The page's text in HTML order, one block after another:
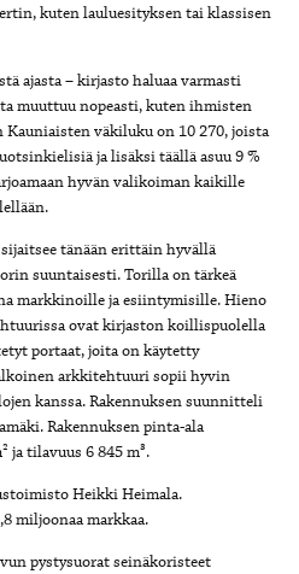
kuten lauluesityksen tai klassisen
ajasta – kirjasto haluaa varmasti
muuttuu nopeasti, kuten ihmisten
Kauniaisten väkiluku on 10 270, joista
ja lisäksi täällä asuu 9 %
hyvän valikoiman kaikille
tänään erittäin hyvällä
suuntaisesti. Torilla on tärkeä
markkinoille ja esiintymisille. Hieno
ovat kirjaston koillispuolella
portaat, joita on käytetty
arkkitehtuuri sopii hyvin
kanssa. Rakennuksen suunnitteli
Rakennuksen pinta-ala
ja tilavuus 6 845 m³.
Heikki Heimala.
miljoonaa markkaa.
pystysuorat seinäkoristeet